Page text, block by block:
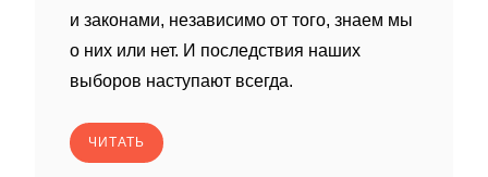
и законами, независимо от того, знаем мы
о них или нет. И последствия наших
выборов наступают всегда.
ЧИТАТЬ